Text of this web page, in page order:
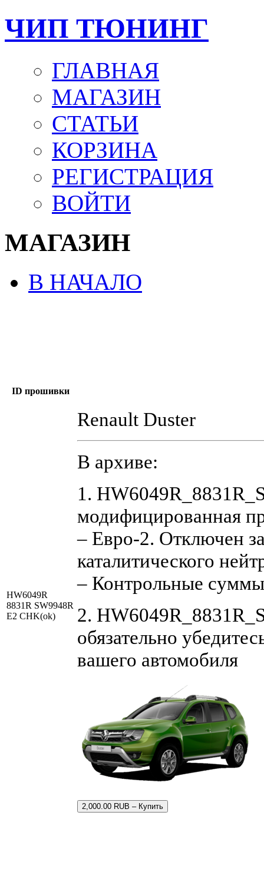
ЧИП ТЮНИНГ
ГЛАВНАЯ
МАГАЗИН
СТАТЬИ
КОРЗИНА
РЕГИСТРАЦИЯ
ВОЙТИ
МАГАЗИН
В НАЧАЛО
ID прошивки
HW6049R
8831R SW9948R
E2 CHK(ok)
Renault Duster
В архиве:
1.
модифицированная
– Евро-2. Отключен
каталитического
– Контрольные
2.
обязательно
вашего автомобиля
2,000.00 RUB – Купить